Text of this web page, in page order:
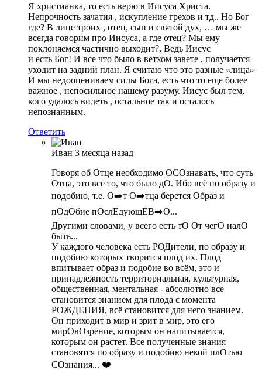
Я христианка, то есть верю в Иисуса Христа.
Непрочность зачатия , искупление грехов и тд.. Но Бог
где? В лице троих , отец, сын и святой дух, … мы же
всегда говорим про Иисуса, а где отец? Мы ему
поклоняемся частично выходит?, Ведь Иисус
и есть Бог! И все что было в ветхом завете , получается
уходит на задний план. Я считаю что это разные «лица»
И мы недооцениваем силы Бога, есть что то еще более
важное , непосильное нашему разуму. Иисус был тем,
кого удалось видеть , остальное так и осталось
непознанным.
Ответить
Иван 3 месяца назад
Говоря об Отце необходимо ОСОзнавать, что суть
Отца, это всё то, что было дО. Ибо всё по образу и
подобию, т.е. О➡️т О➡️тца берется Образ и
пОдОбие пОслЕдующЕВ➡️О...
Другими словами, у всего есть тО От чегО налО
быть...
У каждого человека есть РОДители, по образу и
подобию которых творится плод их. Плод
впитывает образ и подобие во всём, это и
принадлежность территориальная, культурная,
общественная, ментальная - абсолютно все
становится знанием для плода с момента
РОЖДЕНИЯ, всё становится для него знанием.
Он приходит в мир и зрит в мир, это его
мирОвОзрение, которым он напитывается,
которым он растет. Все полученные знания
становятся по образу и подобию некой плОтью
СОзнания... ❤️